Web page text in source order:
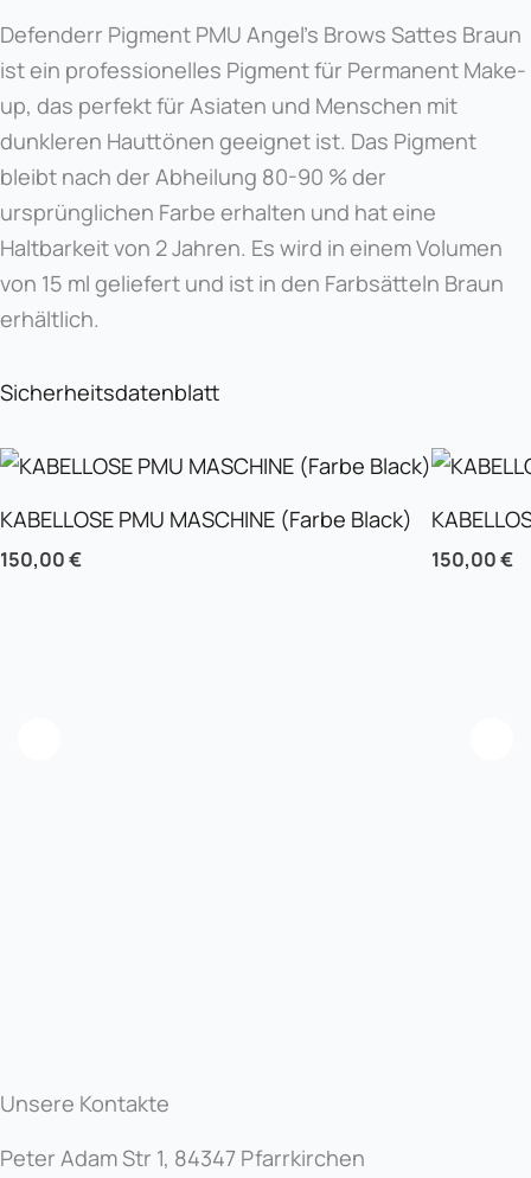
Defenderr Pigment PMU Angel's Brows Sattes Braun
ist ein professionelles Pigment für Permanent Make-
up, das perfekt für Asiaten und Menschen mit
dunkleren Hauttönen geeignet ist. Das Pigment
bleibt nach der Abheilung 80-90 % der
ursprünglichen Farbe erhalten und hat eine
Haltbarkeit von 2 Jahren. Es wird in einem Volumen
von 15 ml geliefert und ist in den Farbsätteln Braun
erhältlich.
Sicherheitsdatenblatt
KABELLOSE PMU MASCHINE (Farbe Black)
150,00€ 150,00€
Unsere Kontakte
Peter Adam Str 1, 84347 Pfarrkirchen